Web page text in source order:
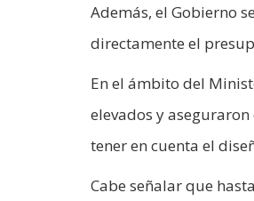
Además, el Gobierno
directamente el
En el ámbito del
elevados y
tener en cuenta el
Cabe señalar que